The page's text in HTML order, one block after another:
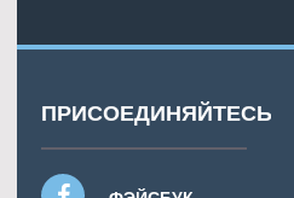
ПРИСОЕДИНЯЙТЕСЬ